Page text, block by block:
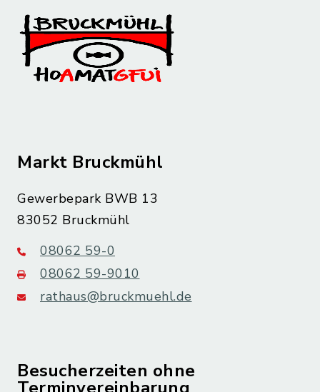
Markt Bruckmühl
Gewerbepark BWB 13
83052 Bruckmühl
08062 59-0
08062 59-9010
rathaus@bruckmuehl.de
Besucherzeiten ohne